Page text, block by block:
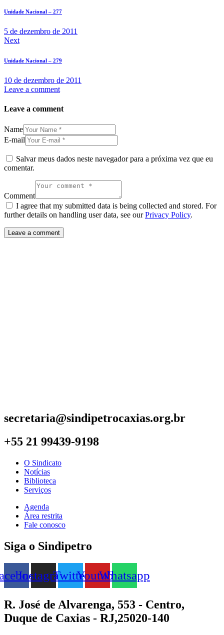
Unidade Nacional – 277
5 de dezembro de 2011
Next
Unidade Nacional – 279
10 de dezembro de 2011
Leave a comment
Leave a comment
Name
E-mail
Salvar meus dados neste navegador para a próxima vez que eu
comentar.
Comment
I agree that my submitted data is being collected and stored. For
further details on handling user data, see ourPrivacy Policy.
secretaria@sindipetrocaxias.org.br
+55 21 99439-9198
O Sindicato
Notícias
Biblioteca
Serviços
Agenda
Área restrita
Fale conosco
Siga o Sindipetro
InstagramTwitterYoutubeWhatsapp
R. José de Alvarenga, 553 - Centro,
Duque de Caxias - RJ,25020-140